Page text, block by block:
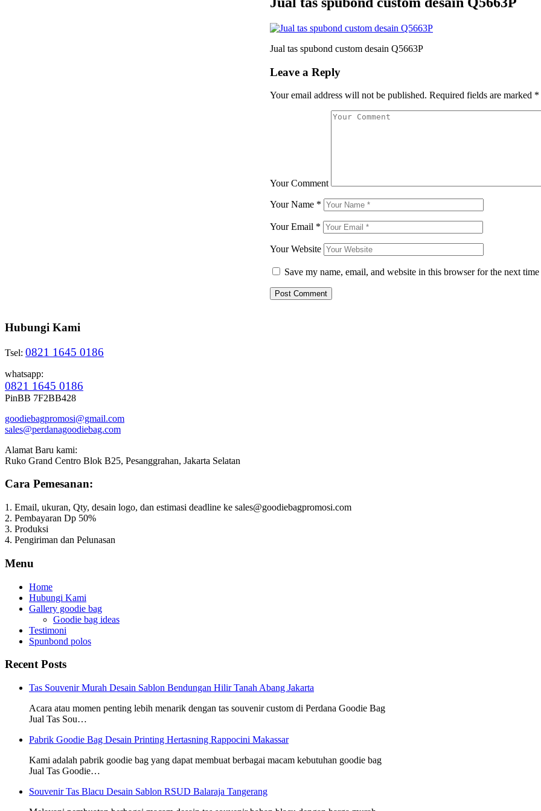
Jual tas spubond custom desain Q5663P
Leave a Reply
Your email address will not be published. Required fields are marked *
Your Comment
Your Name *
Your Email *
Your Website
Save my name, email, and website in this browser for the next
Hubungi Kami
Tsel: 0821 1645 0186
whatsapp:
0821 1645 0186
PinBB 7F2BB428
goodiebagpromosi@gmail.com
sales@perdanagoodiebag.com
Alamat Baru kami:
Ruko Grand Centro Blok B25, Pesanggrahan, Jakarta Selatan
Cara Pemesanan:
1. Email, ukuran, Qty, desain logo, dan estimasi deadline ke sales@goodiebagpromosi.com
2. Pembayaran Dp 50%
3. Produksi
4. Pengiriman dan Pelunasan
Menu
Home
Hubungi Kami
Gallery goodie bag
Goodie bag ideas
Testimoni
Spunbond polos
Recent Posts
Tas Souvenir Murah Desain Sablon Bendungan Hilir Tanah Abang Jakarta
Acara atau momen penting lebih menarik dengan tas souvenir custom di Perdana Goodie Bag
Jual Tas Sou…
Pabrik Goodie Bag Desain Printing Hertasning Rappocini Makassar
Kami adalah pabrik goodie bag yang dapat membuat berbagai macam kebutuhan goodie bag
Jual Tas Goodie…
Souvenir Tas Blacu Desain Sablon RSUD Balaraja Tangerang